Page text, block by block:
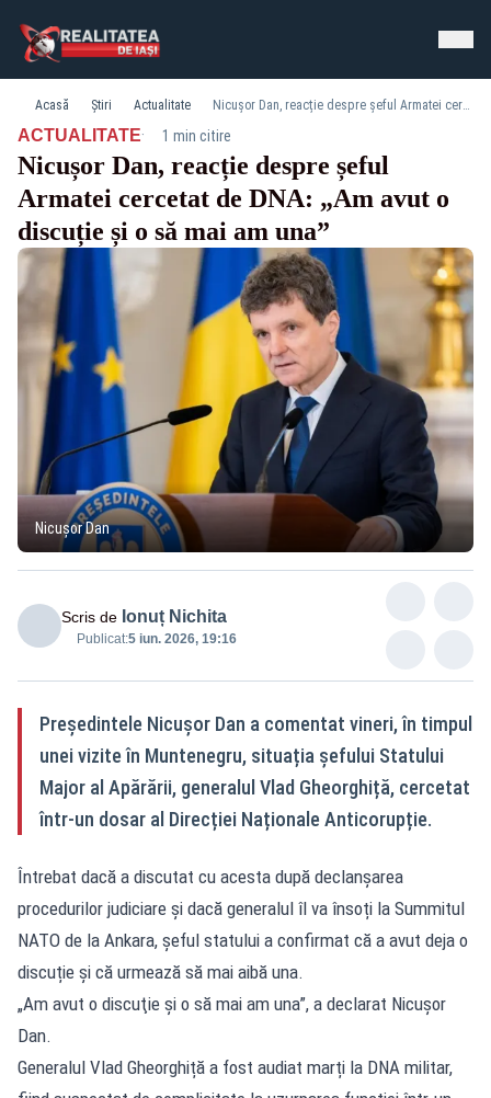
Acasă Știri Actualitate Nicușor Dan, reacție despre șeful Armatei cercetat de DNA: „Am avut o discuție și o să mai am una”
ACTUALITATE· 1 min citire
Nicușor Dan, reacție despre șeful
Armatei cercetat de DNA: „Am avut o
discuție și o să mai am una”
Nicușor Dan
Scris de Ionuț Nichita
Publicat:5 iun. 2026, 19:16
Președintele Nicușor Dan a comentat vineri, în timpul
unei vizite în Muntenegru, situația șefului Statului
Major al Apărării, generalul Vlad Gheorghiță, cercetat
într-un dosar al Direcției Naționale Anticorupție.
Întrebat dacă a discutat cu acesta după declanșarea
procedurilor judiciare și dacă generalul îl va însoți la Summitul
NATO de la Ankara, șeful statului a confirmat că a avut deja o
discuție și că urmează să mai aibă una.
„Am avut o discuţie şi o să mai am una”, a declarat Nicușor
Dan.
Generalul Vlad Gheorghiță a fost audiat marți la DNA militar,